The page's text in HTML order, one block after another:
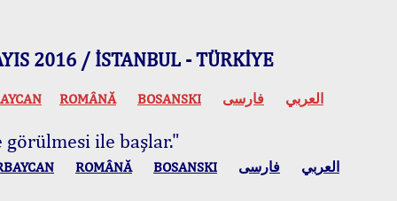
2016 / İSTANBUL - TÜRKİYE
ROMÂNĂ BOSANSKI العربي فارسی
ile başlar."
ROMÂNĂ BOSANSKI العربي فارسی